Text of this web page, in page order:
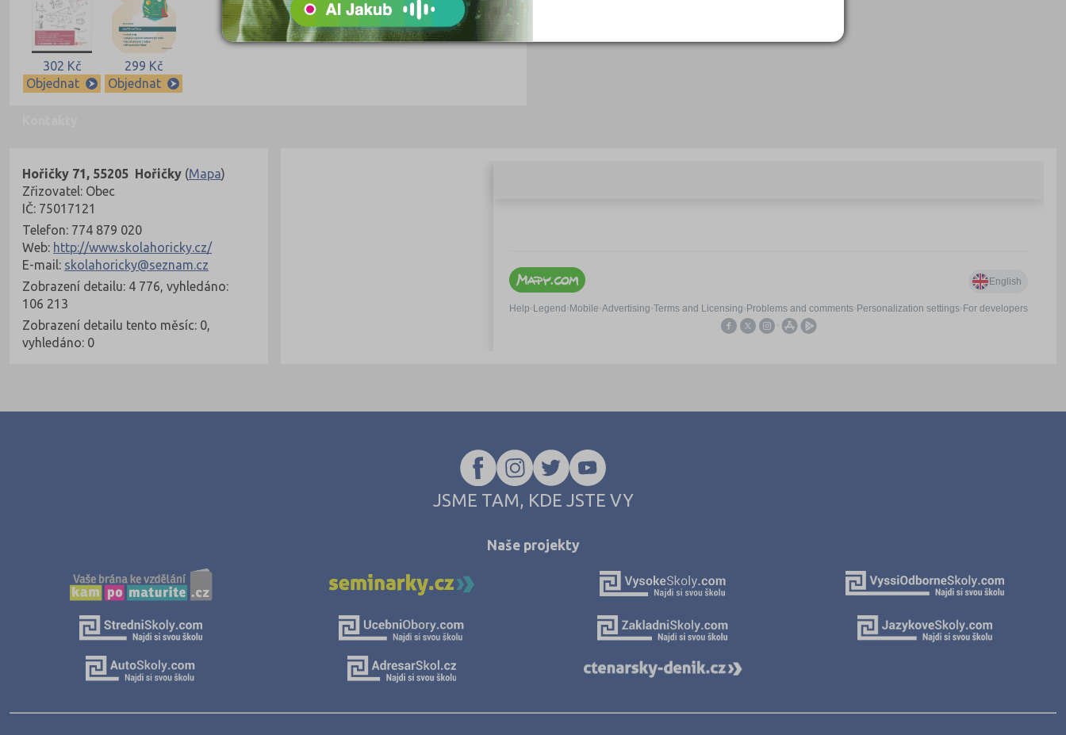
302 Kč
Objednat
299 Kč
Objednat
Hořičky 71, 55205 Hořičky (Mapa)
Zřizovatel: Obec
IČ: 75017121
Telefon: 774 879 020
Web: http://www.skolahoricky.cz/
E-mail: skolahoricky@seznam.cz
Zobrazení detailu: 4 776, vyhledáno:
106 213
Zobrazení detailu tento měsíc: 0,
vyhledáno: 0
JSME TAM, KDE JSTE VY
Naše projekty